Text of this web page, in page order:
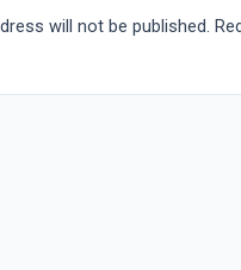
will not be published.